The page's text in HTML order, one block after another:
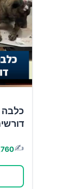
כלבה
✍️